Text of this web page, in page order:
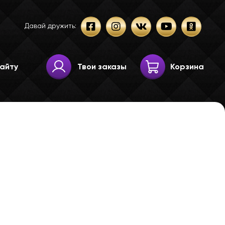
Давай дружить:
Твои заказы Корзина